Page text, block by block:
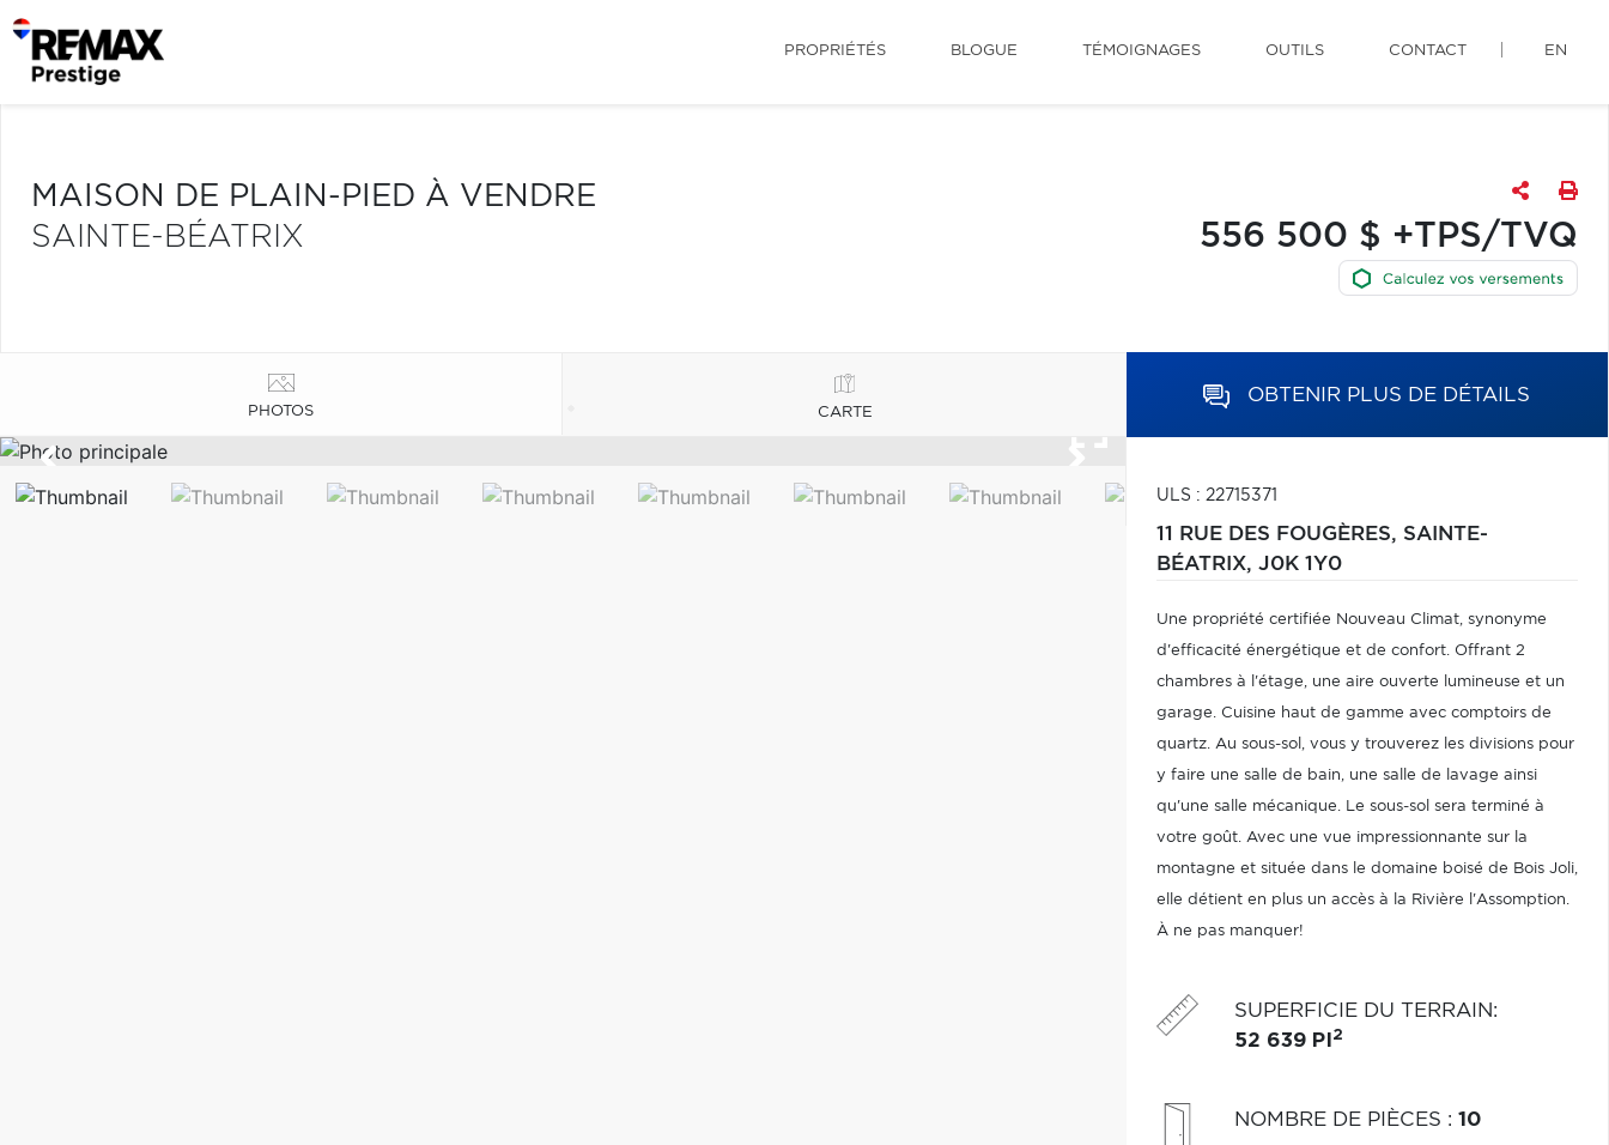
PROPRIÉTÉS BLOGUE TÉMOIGNAGES OUTILS CONTACT EN
MAISON DE PLAIN-PIED À VENDRE
SAINTE-BÉATRIX
556 500 $ +TPS/TVQ
PHOTOS CARTE
OBTENIR PLUS DE DÉTAILS
ULS : 22715371
11 RUE DES FOUGÈRES, SAINTE-
BÉATRIX, J0K 1Y0
Une propriété certifiée Nouveau Climat, synonyme
d'efficacité énergétique et de confort. Offrant 2
chambres à l'étage, une aire ouverte lumineuse et un
garage. Cuisine haut de gamme avec comptoirs de
quartz. Au sous-sol, vous y trouverez les divisions pour
y faire une salle de bain, une salle de lavage ainsi
qu'une salle mécanique. Le sous-sol sera terminé à
votre goût. Avec une vue impressionnante sur la
montagne et située dans le domaine boisé de Bois Joli,
elle détient en plus un accès à la Rivière l'Assomption.
À ne pas manquer!
SUPERFICIE DU TERRAIN:
52 639 PI 2
NOMBRE DE PIÈCES : 10